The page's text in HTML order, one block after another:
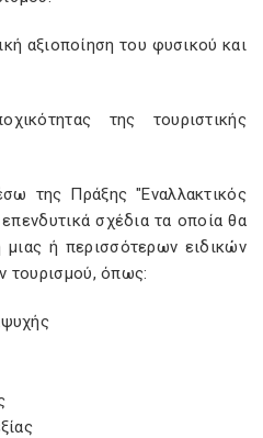
αξιοποίηση του φυσικού και
της τουριστικής
της Πράξης "Εναλλακτικός
σχέδια τα οποία θα
ή περισσότερων ειδικών
τουρισμού, όπως: